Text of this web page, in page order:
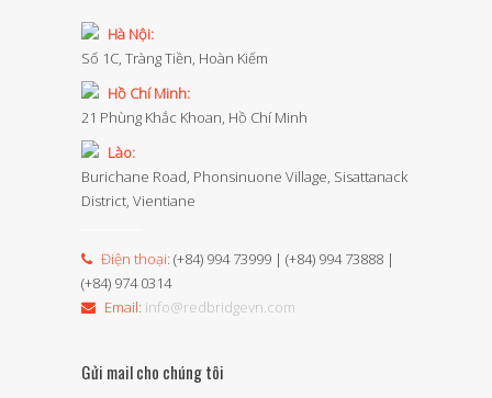
Hà Nội:
Số 1C, Tràng Tiền, Hoàn Kiếm
Hồ Chí Minh:
21 Phùng Khắc Khoan, Hồ Chí Minh
Lào:
Burichane Road, Phonsinuone Village, Sisattanack
District, Vientiane
Điện thoại: (+84) 994 73999 | (+84) 994 73888 |
(+84) 974 0314
Email: info@redbridgevn.com
Gửi mail cho chúng tôi